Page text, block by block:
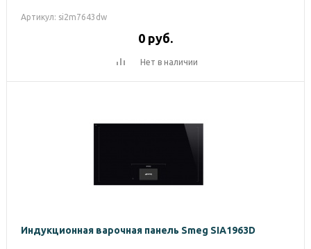
Артикул: si2m7643dw
0 руб.
Нет в наличии
Индукционная варочная панель Smeg SIA1963D